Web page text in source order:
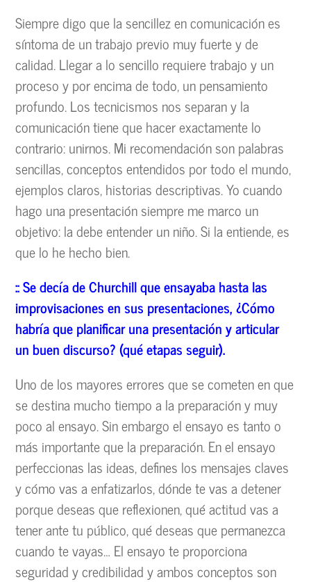
Siempre digo que la sencillez en comunicación es
síntoma de un trabajo previo muy fuerte y de
calidad. Llegar a lo sencillo requiere trabajo y un
proceso y por encima de todo, un pensamiento
profundo. Los tecnicismos nos separan y la
comunicación tiene que hacer exactamente lo
contrario: unirnos. Mi recomendación son palabras
sencillas, conceptos entendidos por todo el mundo,
ejemplos claros, historias descriptivas. Yo cuando
hago una presentación siempre me marco un
objetivo: la debe entender un niño. Si la entiende, es
que lo he hecho bien.
:: Se decía de Churchill que ensayaba hasta las
improvisaciones en sus presentaciones,¿Cómo
habría que planificar una presentación y articular
un buen discurso? (quéetapas seguir).
Uno de los mayores errores que se cometen en que
se destina mucho tiempo a la preparación y muy
poco al ensayo. Sin embargo el ensayo es tanto o
más importante que la preparación. En el ensayo
perfeccionas las ideas, defines los mensajes claves
y cómo vas a enfatizarlos, dónde te vas a detener
porque deseas que reflexionen, qué actitud vas a
tener ante tu público, qué deseas que permanezca
cuando te vayas… El ensayo te proporciona
seguridad y credibilidad y ambos conceptos son